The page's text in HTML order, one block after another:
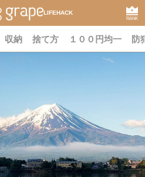
LIFEHACK
RANK
収納 捨て方 １００円均一 防